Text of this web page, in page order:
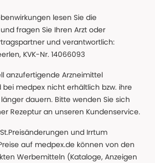
lesen Sie die
fragen Sie Ihren Arzt oder
und verantwortlich:
KVK-Nr. 14066093
anzufertigende Arzneimittel
bei medpex nicht erhältlich bzw. ihre
dauern. Bitte wenden Sie sich
Rezeptur an unseren Kundenservice.
und Irrtum
auf medpex.de können von den
Werbemitteln (Kataloge, Anzeigen